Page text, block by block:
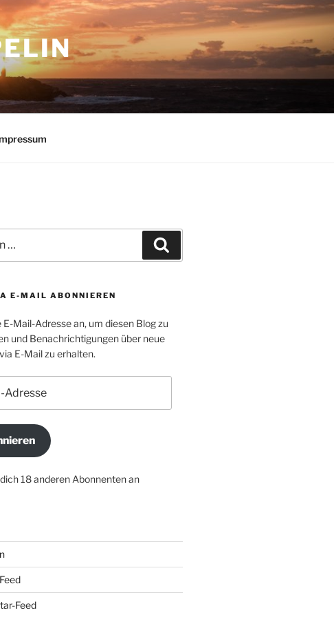
E-MAIL ABONNIEREN
E-Mail-Adresse an, um diesen Blog zu
und Benachrichtigungen über neue
E-Mail zu erhalten.
18 anderen Abonnenten an
Feed